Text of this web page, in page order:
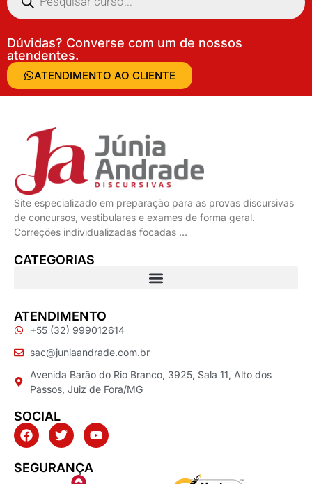
Dúvidas? Converse com um de nossos
atendentes.
ATENDIMENTO AO CLIENTE
Site especializado em preparação para as provas discursivas
de concursos, vestibulares e exames de forma geral.
Correções individualizadas focadas …
CATEGORIAS
ATENDIMENTO
+55 (32) 999012614
sac@juniaandrade.com.br
Avenida Barão do Rio Branco, 3925, Sala 11, Alto dos
Passos, Juiz de Fora/MG
SOCIAL
SEGURANÇA